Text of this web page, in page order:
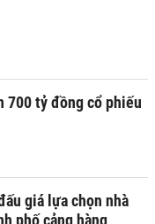
700 tỷ đồng cổ phiếu
giá lựa chọn nhà
phố cảng hàng